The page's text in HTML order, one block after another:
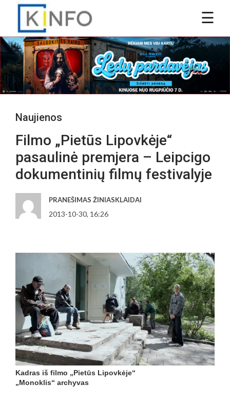
Naujienos
Filmo „Pietūs Lipovkėje“
pasaulinė premjera – Leipcigo
dokumentinių filmų festivalyje
PRANEŠIMAS ŽINIASKLAIDAI
2013-10-30, 16:26
Kadras iš filmo „Pietūs Lipovkėje“
„Monoklis“ archyvas